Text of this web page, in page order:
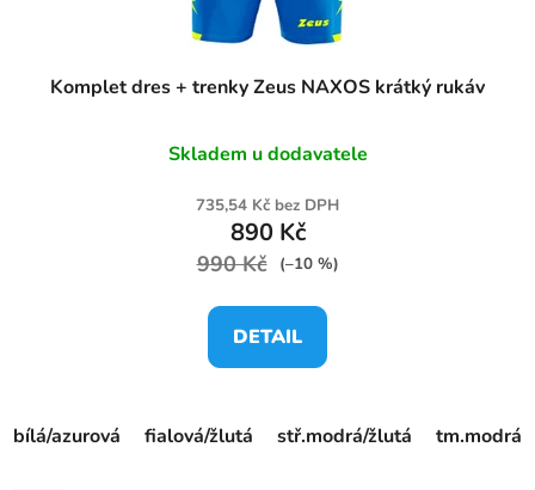
Komplet dres + trenky Zeus NAXOS krátký rukáv
Skladem u dodavatele
735,54 Kč bez DPH
890 Kč
990 Kč (–10 %)
DETAIL
bílá/azurová fialová/žlutá stř.modrá/žlutá tm.modrá/